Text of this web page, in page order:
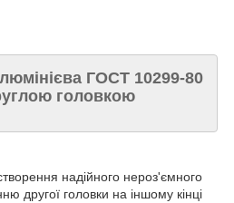
ГОСТ 10299-80
головкою
надійного нероз'ємного
другої головки на іншому кінці